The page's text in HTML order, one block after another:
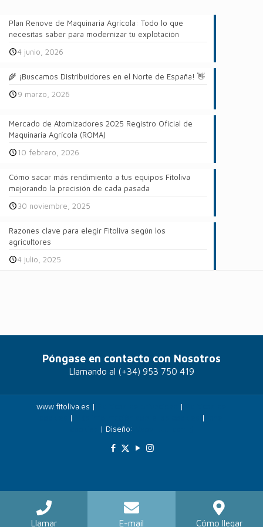
Plan Renove de Maquinaria Agrícola: Todo lo que
necesitas saber para modernizar tu explotación
4 junio, 2026
🌾 ¡Buscamos Distribuidores en el Norte de España! 👋
9 marzo, 2026
Mercado de Atomizadores 2025 Registro Oficial de
Maquinaria Agrícola (ROMA)
10 febrero, 2026
Cómo sacar más rendimiento a tus equipos Fitoliva
mejorando la precisión de cada pasada
30 noviembre, 2025
Razones clave para elegir Fitoliva según los
agricultores
4 julio, 2025
Póngase en contacto con Nosotros
Llamando al (+34) 953 750 419
www.fitoliva.es | |
| |
| Diseño:
Llamar E-mail Cómo llegar